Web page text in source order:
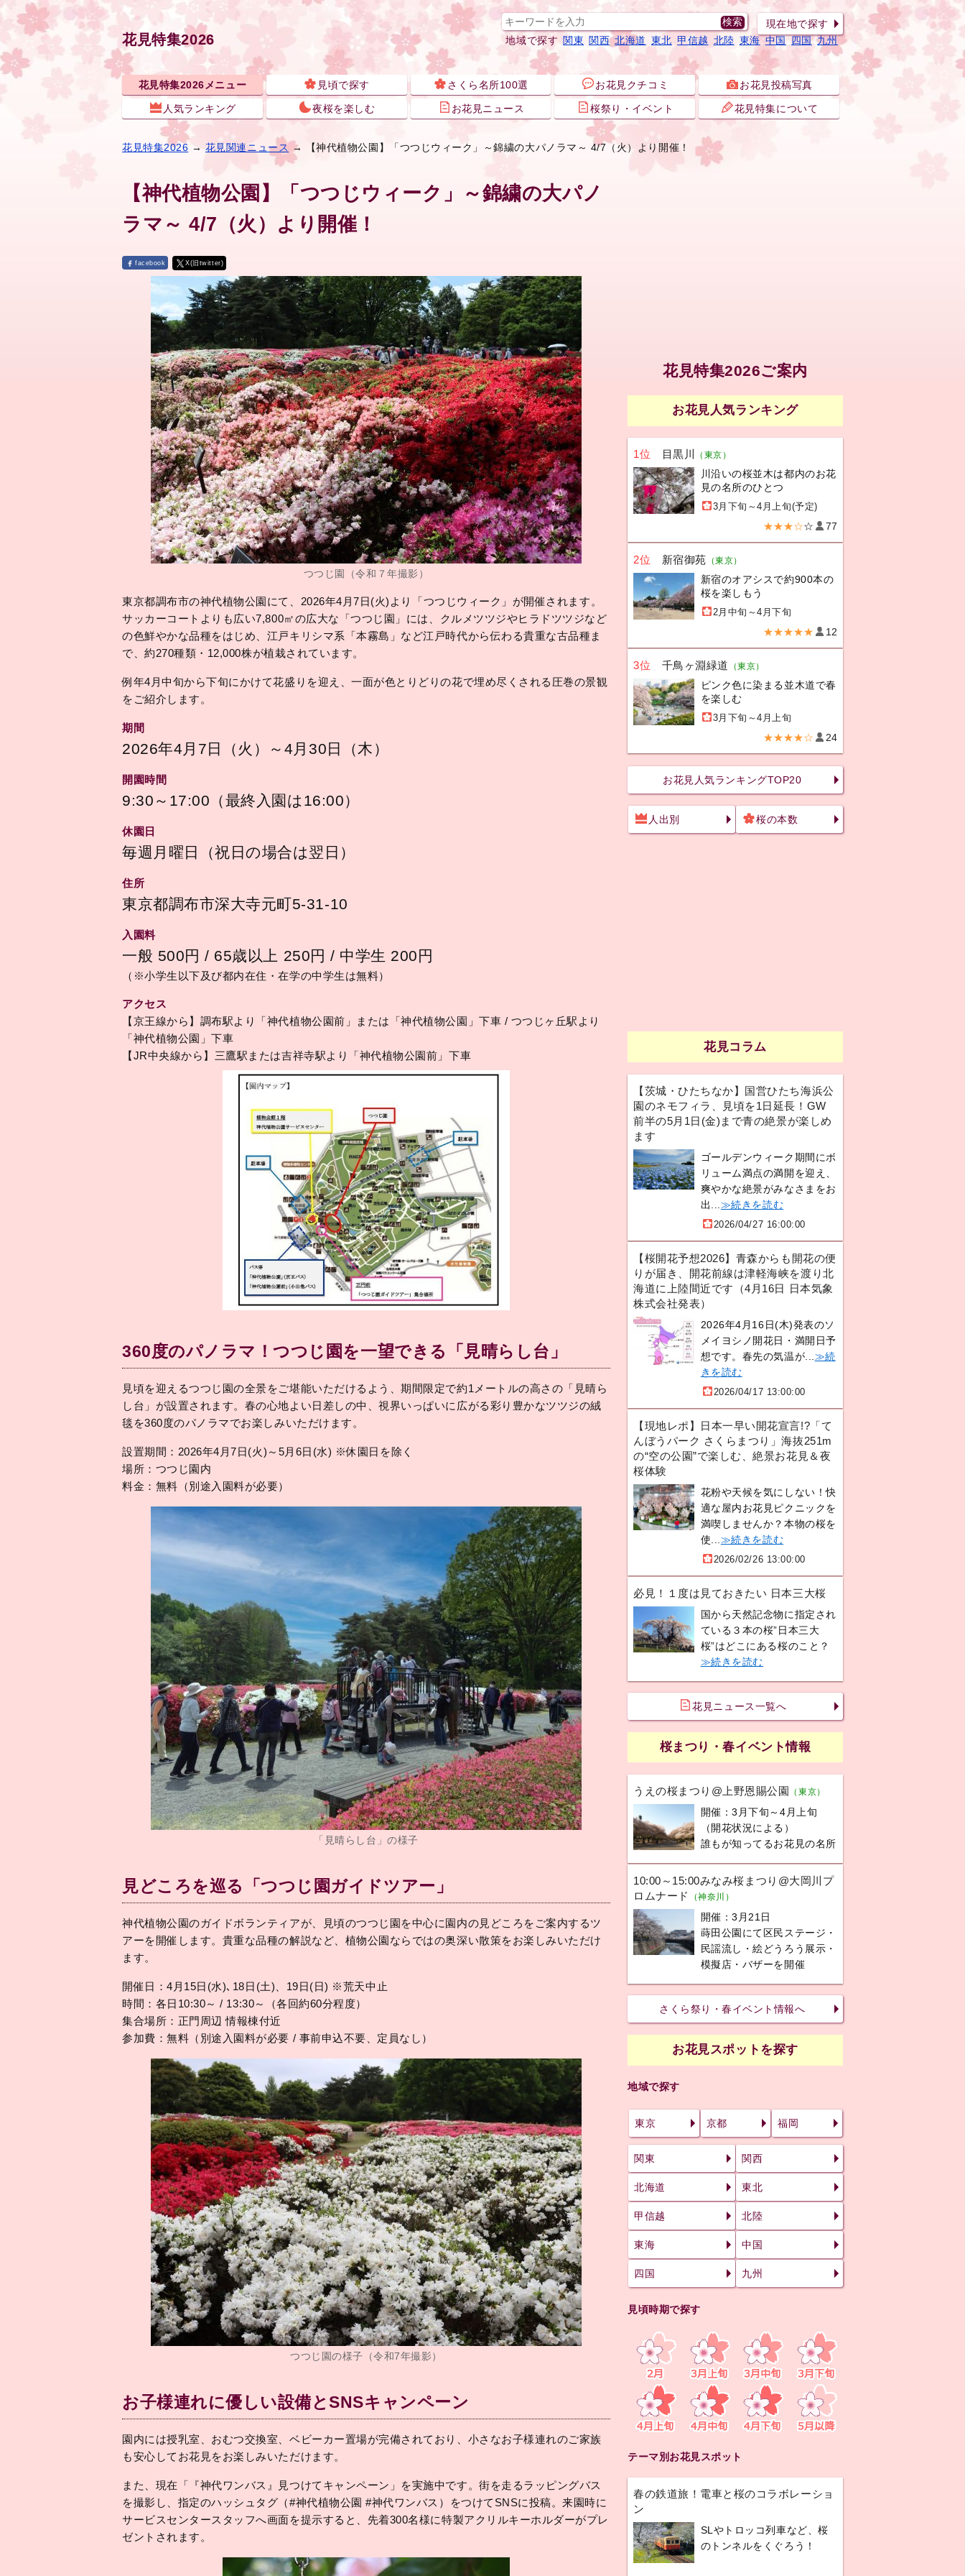
花見特集2026
現在地で探す
地域で探す 関東 関西 北海道 東北 甲信越 北陸 東海 中国 四国 九州
花見特集2026メニュー 見頃で探す さくら名所100選 お花見クチコミ お花見投稿写真
人気ランキング 夜桜を楽しむ お花見ニュース 桜祭り・イベント 花見特集について
花見特集2026 → 花見関連ニュース → 【神代植物公園】「つつじウィーク」～錦繍の大パノラマ～ 4/7（火）より開催！
【神代植物公園】「つつじウィーク」～錦繍の大パノ
ラマ～ 4/7（火）より開催！
facebook X(旧twitter)
つつじ園（令和７年撮影）
東京都調布市の神代植物公園にて、2026年4月7日(火)より「つつじウィーク」が開催されます。
サッカーコートよりも広い7,800㎡の広大な「つつじ園」には、クルメツツジやヒラドツツジなど
の色鮮やかな品種をはじめ、江戸キリシマ系「本霧島」など江戸時代から伝わる貴重な古品種ま
で、約270種類・12,000株が植栽されています。
例年4月中旬から下旬にかけて花盛りを迎え、一面が色とりどりの花で埋め尽くされる圧巻の景観
をご紹介します。
期間
2026年4月7日（火）～4月30日（木）
開園時間
9:30～17:00（最終入園は16:00）
休園日
毎週月曜日（祝日の場合は翌日）
住所
東京都調布市深大寺元町5-31-10
入園料
一般 500円 / 65歳以上 250円 / 中学生 200円
（※小学生以下及び都内在住・在学の中学生は無料）
アクセス
【京王線から】調布駅より「神代植物公園前」または「神代植物公園」下車 / つつじヶ丘駅より
「神代植物公園」下車
【JR中央線から】三鷹駅または吉祥寺駅より「神代植物公園前」下車
360度のパノラマ！つつじ園を一望できる「見晴らし台」
見頃を迎えるつつじ園の全景をご堪能いただけるよう、期間限定で約1メートルの高さの「見晴ら
し台」が設置されます。春の心地よい日差しの中、視界いっぱいに広がる彩り豊かなツツジの絨
毯を360度のパノラマでお楽しみいただけます。
設置期間：2026年4月7日(火)～5月6日(水) ※休園日を除く
場所：つつじ園内
料金：無料（別途入園料が必要）
「見晴らし台」の様子
見どころを巡る「つつじ園ガイドツアー」
神代植物公園のガイドボランティアが、見頃のつつじ園を中心に園内の見どころをご案内するツ
アーを開催します。貴重な品種の解説など、植物公園ならではの奥深い散策をお楽しみいただけ
ます。
開催日：4月15日(水)､18日(土)、19日(日) ※荒天中止
時間：各日10:30～ / 13:30～（各回約60分程度）
集合場所：正門周辺 情報棟付近
参加費：無料（別途入園料が必要 / 事前申込不要、定員なし）
つつじ園の様子（令和7年撮影）
お子様連れに優しい設備とSNSキャンペーン
園内には授乳室、おむつ交換室、ベビーカー置場が完備されており、小さなお子様連れのご家族
も安心してお花見をお楽しみいただけます。
また、現在「『神代ワンバス』見つけてキャンペーン」を実施中です。街を走るラッピングバス
を撮影し、指定のハッシュタグ（#神代植物公園 #神代ワンバス）をつけてSNSに投稿。来園時に
サービスセンタースタッフへ画面を提示すると、先着300名様に特製アクリルキーホルダーがプレ
ゼントされます。
花見特集2026ご案内
お花見人気ランキング
1位 目黒川 （東京）
川沿いの桜並木は都内のお花
見の名所のひとつ
3月下旬～4月上旬(予定)
★★★☆☆ 77
2位 新宿御苑 （東京）
新宿のオアシスで約900本の
桜を楽しもう
2月中旬～4月下旬
★★★★★ 12
3位 千鳥ヶ淵緑道 （東京）
ピンク色に染まる並木道で春
を楽しむ
3月下旬～4月上旬
★★★★☆ 24
お花見人気ランキングTOP20
人出別 桜の本数
花見コラム
【茨城・ひたちなか】国営ひたち海浜公
園のネモフィラ、見頃を1日延長！GW
前半の5月1日(金)まで青の絶景が楽しめ
ます
ゴールデンウィーク期間にボ
リューム満点の満開を迎え、
爽やかな絶景がみなさまをお
出... ≫続きを読む
2026/04/27 16:00:00
【桜開花予想2026】青森からも開花の便
りが届き、開花前線は津軽海峡を渡り北
海道に上陸間近です（4月16日 日本気象
株式会社発表）
2026年4月16日(木)発表のソ
メイヨシノ開花日・満開日予
想です。春先の気温が... ≫続
きを読む
2026/04/17 13:00:00
【現地レポ】日本一早い開花宣言!?「て
んぼうパーク さくらまつり」海抜251m
の“空の公園”で楽しむ、絶景お花見＆夜
桜体験
花粉や天候を気にしない！快
適な屋内お花見ピクニックを
満喫しませんか？本物の桜を
使... ≫続きを読む
2026/02/26 13:00:00
必見！１度は見ておきたい 日本三大桜
国から天然記念物に指定され
ている３本の桜”日本三大
桜”はどこにある桜のこと？
≫続きを読む
花見ニュース一覧へ
桜まつり・春イベント情報
うえの桜まつり@上野恩賜公園 （東京）
開催：3月下旬～4月上旬
（開花状況による）
誰もが知ってるお花見の名所
10:00～15:00みなみ桜まつり@大岡川プ
ロムナード
（神奈川）
開催：3月21日
蒔田公園にて区民ステージ・
民謡流し・絵どうろう展示・
模擬店・バザーを開催
さくら祭り・春イベント情報へ
お花見スポットを探す
地域で探す
東京 京都 福岡
関東 関西
北海道 東北
甲信越 北陸
東海 中国
四国 九州
見頃時期で探す
テーマ別お花見スポット
春の鉄道旅！電車と桜のコラボレーショ
ン
SLやトロッコ列車など、桜
のトンネルをくぐろう！